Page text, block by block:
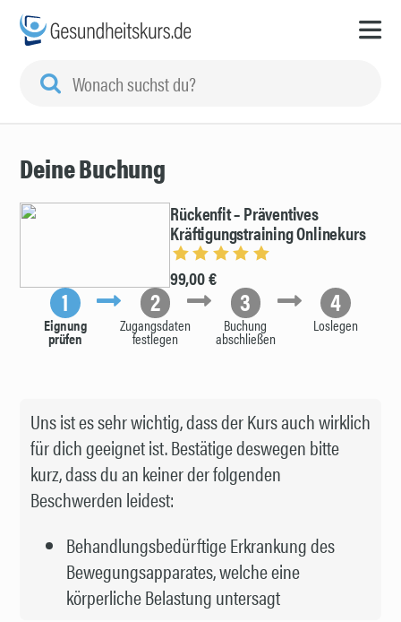
Deine Buchung
Rückenfit – Präventives
Kräftigungstraining Onlinekurs
99,00 €
1
Eignung
prüfen
2
Zugangsdaten
festlegen
3
Buchung
abschließen
4
Loslegen
Uns ist es sehr wichtig, dass der Kurs auch wirklich
für dich geeignet ist. Bestätige deswegen bitte
kurz, dass du an keiner der folgenden
Beschwerden leidest:
Behandlungsbedürftige Erkrankung des
Bewegungsapparates, welche eine
körperliche Belastung untersagt